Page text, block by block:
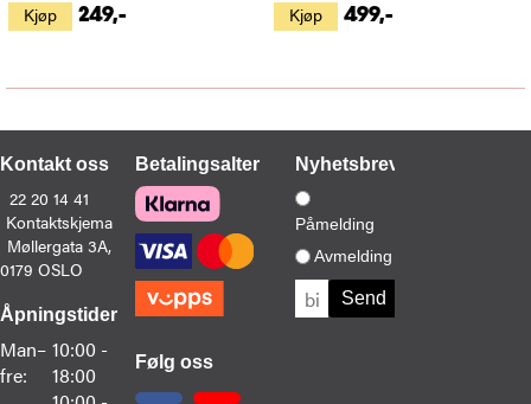
Kjøp 249,- Kjøp 499,-
Kjøp 499,- Kjøp 199,-
Kontakt oss
22 20 14 41
Kontaktskjema
Møllergata 3A,
0179 OSLO
Åpningstider
Man–
fre:
10:00 -
18:00
Betalingsalternativer
Følg oss
Nyhetsbrev
Påmelding
Avmelding